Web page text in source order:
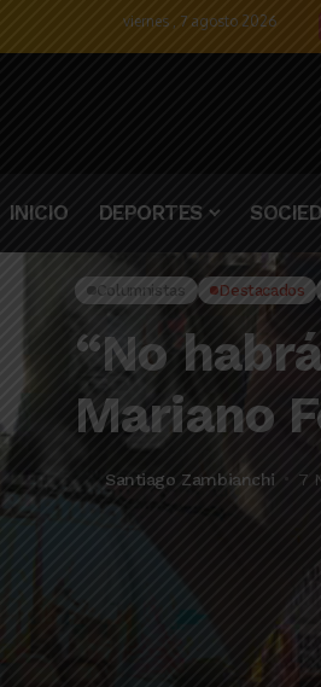
viernes , 7 agosto 2026
INICIO DEPORTES
Columnistas Destacados
“No
Mariano
Santiago Zambianchi 7